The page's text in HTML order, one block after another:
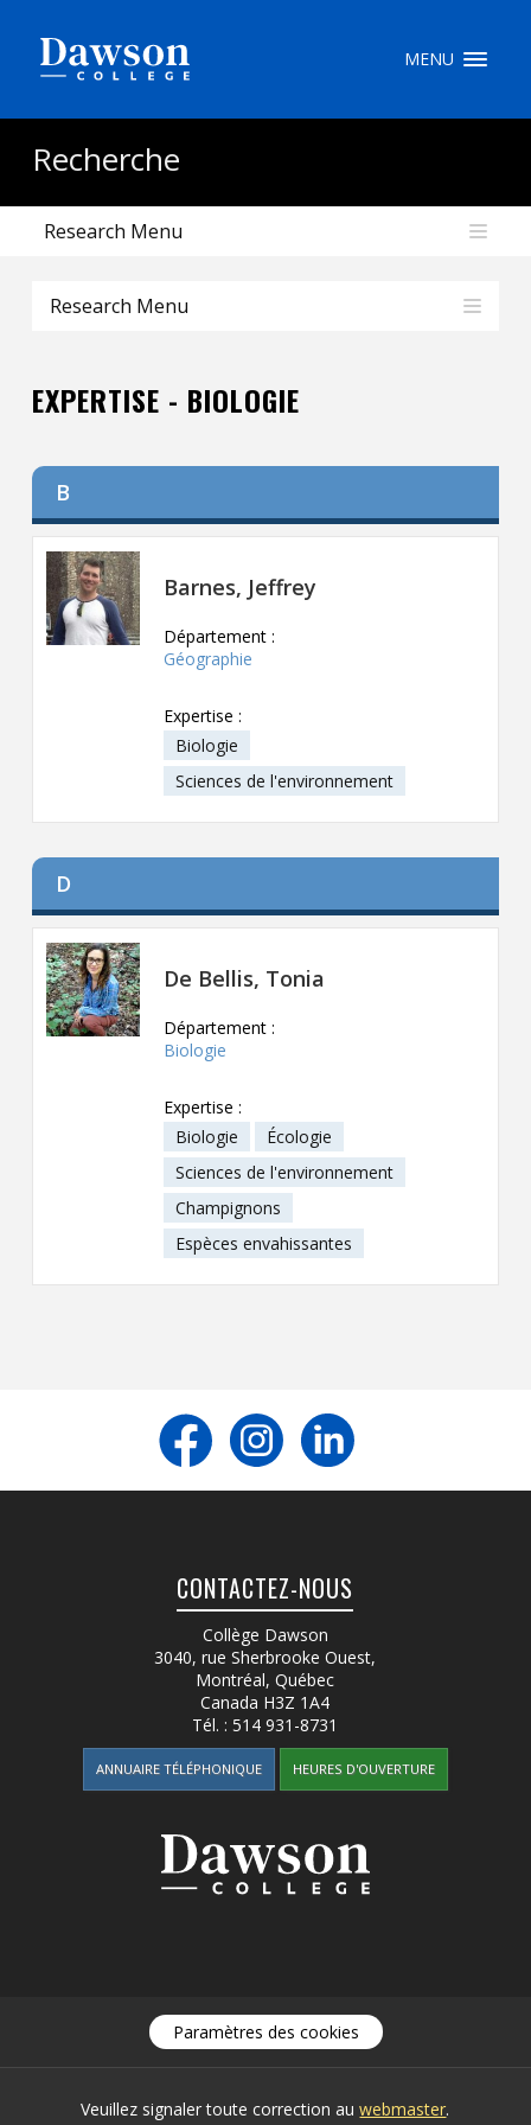
MENU
Recherche
Research Menu
Research Menu
EXPERTISE - BIOLOGIE
B
Barnes, Jeffrey
Département :
Géographie
Expertise :
Biologie
Sciences de l'environnement
D
De Bellis, Tonia
Département :
Biologie
Expertise :
Biologie
Écologie
Sciences de l'environnement
Champignons
Espèces envahissantes
CONTACTEZ-NOUS
Collège Dawson
3040, rue Sherbrooke Ouest,
Montréal, Québec
Canada H3Z 1A4
Tél. :514 931-8731
ANNUAIRE TÉLÉPHONIQUE HEURES D'OUVERTURE
Paramètres des cookies
Veuillez signaler toute correction auwebmaster.
Comment postuler
Liens rapides
Informations
Outils
Menu principal
Qui vous êtes